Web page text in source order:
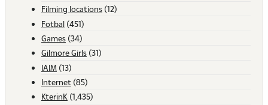
Filming locations (12)
Fotbal (451)
Games (34)
Gilmore Girls (31)
IAIM (13)
Internet (85)
KterinK (1,435)